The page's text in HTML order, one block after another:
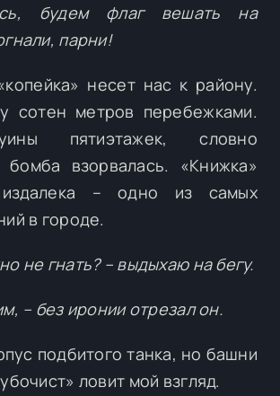
будем флаг вешать на
парни!
несет нас к району.
сотен метров перебежками.
пятиэтажек, словно
бомба взорвалась. «Книжка»
издалека – одно из самых
в городе.
не гнать? – выдыхаю на бегу.
– без иронии отрезал он.
подбитого танка, но башни
ловит мой взгляд.